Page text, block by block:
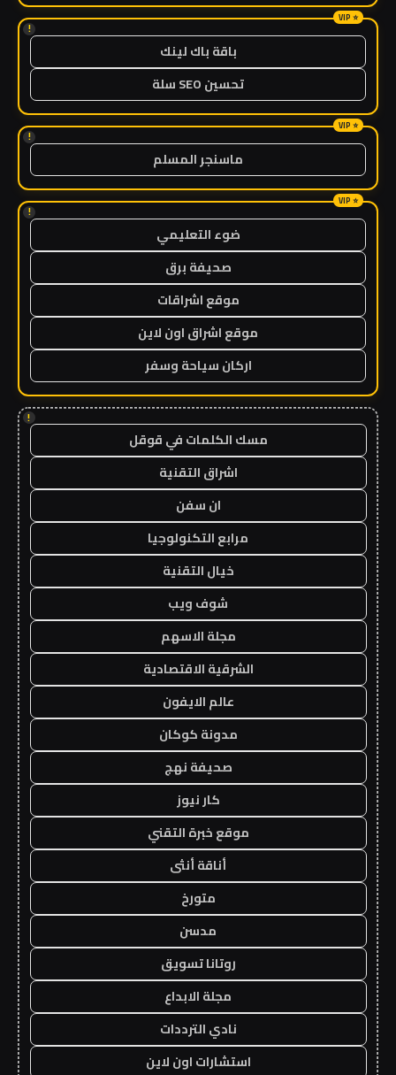
!
باقة باك لينك
تحسين SEO سلة
!
ماسنجر المسلم
!
ضوء التعليمي
صحيفة برق
موقع اشراقات
موقع اشراق اون لاين
اركان سياحة وسفر
!
مسك الكلمات في قوقل
اشراق التقنية
ان سفن
مرابع التكنولوجيا
خيال التقنية
شوف ويب
مجلة الاسهم
الشرقية الاقتصادية
عالم الايفون
مدونة كوكان
صحيفة نهج
كار نيوز
موقع خبرة التقني
أناقة أنثى
متورخ
مدسن
روتانا تسويق
مجلة الابداع
نادي الترددات
استشارات اون لاين